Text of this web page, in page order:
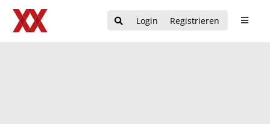
Login Registrieren